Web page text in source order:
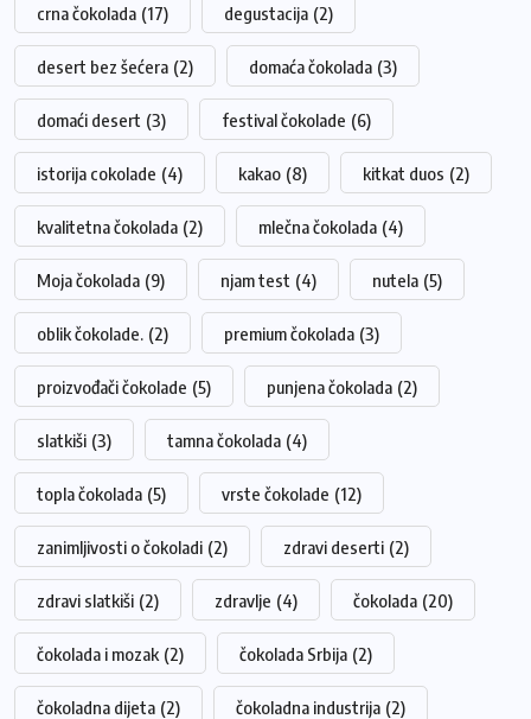
crna čokolada (17) degustacija (2)
desert bez šećera (2) domaća čokolada (3)
domaći desert (3) festival čokolade (6)
istorija cokolade (4) kakao (8) kitkat duos (2)
kvalitetna čokolada (2) mlečna čokolada (4)
Moja čokolada (9) njam test (4) nutela (5)
oblik čokolade. (2) premium čokolada (3)
proizvođači čokolade (5) punjena čokolada (2)
slatkiši (3) tamna čokolada (4)
topla čokolada (5) vrste čokolade (12)
zanimljivosti o čokoladi (2) zdravi deserti (2)
zdravi slatkiši (2) zdravlje (4) čokolada (20)
čokolada i mozak (2) čokolada Srbija (2)
čokoladna dijeta (2) čokoladna industrija (2)